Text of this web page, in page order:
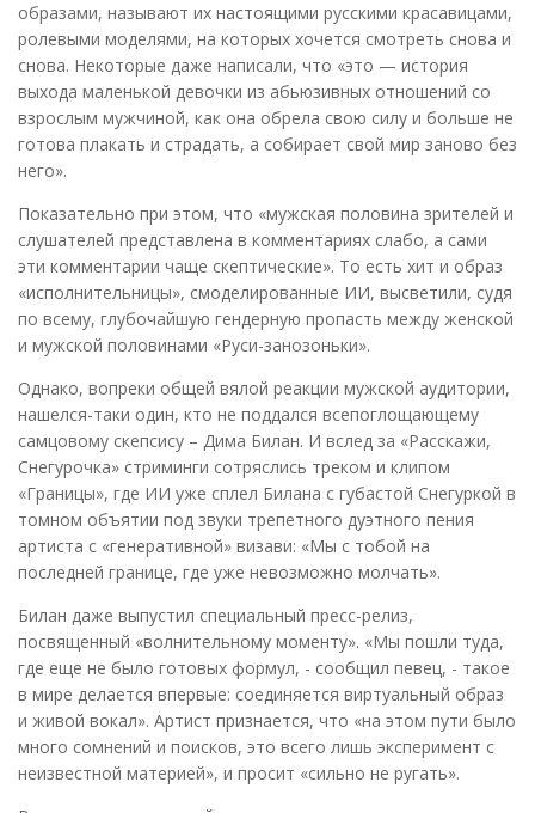
образами, называют их настоящими русскими красавицами,
ролевыми моделями, на которых хочется смотреть снова и
снова. Некоторые даже написали, что «это — история
выхода маленькой девочки из абьюзивных отношений со
взрослым мужчиной, как она обрела свою силу и больше не
готова плакать и страдать, а собирает свой мир заново без
него».
Показательно при этом, что «мужская половина зрителей и
слушателей представлена в комментариях слабо, а сами
эти комментарии чаще скептические». То есть хит и образ
«исполнительницы», смоделированные ИИ, высветили, судя
по всему, глубочайшую гендерную пропасть между женской
и мужской половинами «Руси-занозоньки».
Однако, вопреки общей вялой реакции мужской аудитории,
нашелся-таки один, кто не поддался всепоглощающему
самцовому скепсису – Дима Билан. И вслед за «Расскажи,
Снегурочка» стриминги сотряслись треком и клипом
«Границы», где ИИ уже сплел Билана с губастой Снегуркой в
томном объятии под звуки трепетного дуэтного пения
артиста с «генеративной» визави: «Мы с тобой на
последней границе, где уже невозможно молчать».
Билан даже выпустил специальный пресс-релиз,
посвященный «волнительному моменту». «Мы пошли туда,
где еще не было готовых формул, - сообщил певец, - такое
в мире делается впервые: соединяется виртуальный образ
и живой вокал». Артист признается, что «на этом пути было
много сомнений и поисков, это всего лишь эксперимент с
неизвестной материей», и просит «сильно не ругать».